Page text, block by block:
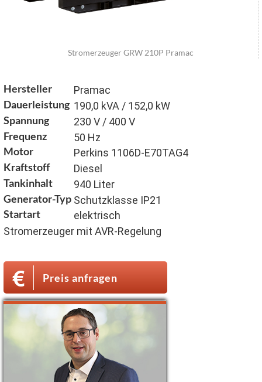
Stromerzeuger GRW 210P Pramac
Hersteller Pramac
Dauerleistung 190,0 kVA / 152,0 kW
Spannung 230 V / 400 V
Frequenz 50 Hz
Motor Perkins 1106D-E70TAG4
Kraftstoff Diesel
Tankinhalt 940 Liter
Generator-Typ Schutzklasse IP21
Startart
elektrisch
Stromerzeuger mit AVR-Regelung
Preis anfragen